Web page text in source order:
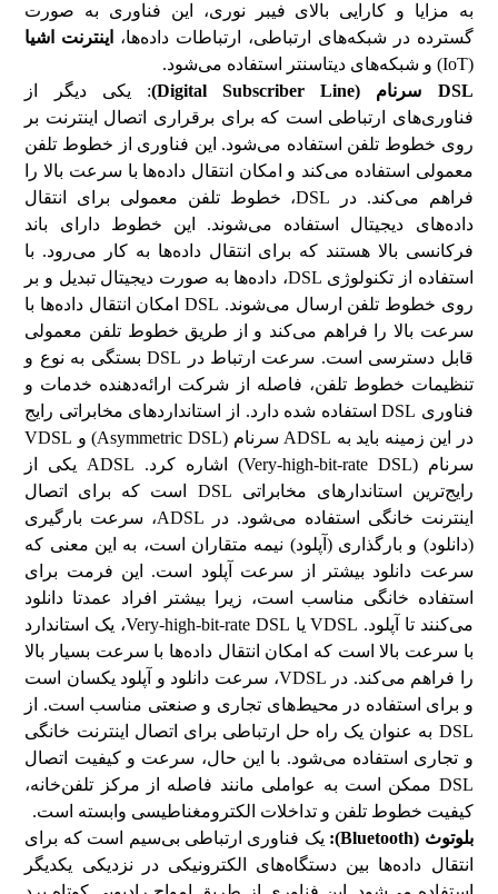
به مزایا و کارایی بالای فیبر نوری، این فناوری به صورت
گسترده در شبکه‌های ارتباطی، ارتباطات داده‌ها،
اینترنت اشیا
(IoT) و شبکه‌های دیتاسنتر استفاده می‌شود.
DSL سرنام (Digital Subscriber Line
): یکی دیگر از
فناوری‌های ارتباطی است که برای برقراری اتصال اینترنت بر
روی خطوط تلفن استفاده می‌شود. این فناوری از خطوط تلفن
معمولی استفاده می‌کند و امکان انتقال داده‌ها با سرعت بالا را
فراهم می‌کند. در DSL، خطوط تلفن معمولی برای انتقال
داده‌های دیجیتال استفاده می‌شوند. این خطوط دارای باند
فرکانسی بالا هستند که برای انتقال داده‌ها به کار می‌رود. با
استفاده از تکنولوژی DSL، داده‌ها به صورت دیجیتال تبدیل و بر
روی خطوط تلفن ارسال می‌شوند. DSL امکان انتقال داده‌ها با
سرعت بالا را فراهم می‌کند و از طریق خطوط تلفن معمولی
قابل دسترسی است. سرعت ارتباط در DSL بستگی به نوع و
تنظیمات خطوط تلفن، فاصله از شرکت ارائه‌دهنده خدمات و
فناوری DSL استفاده شده دارد. از استانداردهای مخابراتی رایج
در این زمینه باید به ADSL سرنام (Asymmetric DSL) و VDSL
سرنام (Very-high-bit-rate DSL) اشاره کرد. ADSL یکی از
رایج‌ترین استاندارهای مخابراتی DSL است که برای اتصال
اینترنت خانگی استفاده می‌شود. در ADSL، سرعت بارگیری
(دانلود) و بارگذاری (آپلود) نیمه متقاران است، به این معنی که
سرعت دانلود بیشتر از سرعت آپلود است. این فرمت برای
استفاده خانگی مناسب است، زیرا بیشتر افراد عمدتا دانلود
می‌کنند تا آپلود. VDSL یا Very-high-bit-rate DSL، یک استاندارد
با سرعت بالا است که امکان انتقال داده‌ها با سرعت بسیار بالا
را فراهم می‌کند. در VDSL، سرعت دانلود و آپلود یکسان است
و برای استفاده در محیط‌های تجاری و صنعتی مناسب است. از
DSL به عنوان یک راه حل ارتباطی برای اتصال اینترنت خانگی
و تجاری استفاده می‌شود. با این حال، سرعت و کیفیت اتصال
DSL ممکن است به عواملی مانند فاصله از مرکز تلفن‌خانه،
کیفیت خطوط تلفن و تداخلات الکترومغناطیسی وابسته است.
بلوتوث (Bluetooth
): یک فناوری ارتباطی بی‌سیم است که برای
انتقال داده‌ها بین دستگاه‌های الکترونیکی در نزدیکی یکدیگر